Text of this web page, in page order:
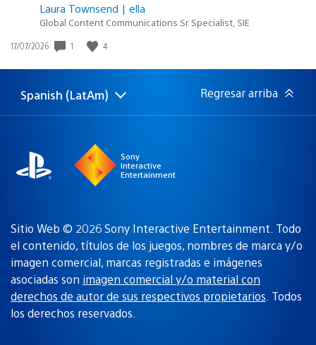
Laura Townsend | ella
Global Content Communications Sr. Specialist, SIE
Fecha
publicación:
17/07/2026 1 4
Elige
una
Región
actual:
Spanish (LatAm) Regresar arriba
Sony
Interactive
Entertainment
Sitio Web © 2026 Sony Interactive Entertainment. Todo
el contenido, títulos de los juegos, nombres de marca y/o
imagen comercial, marcas registradas e imágenes
asociadas son imagen comercial y/o material con
derechos de autor de sus respectivos propietarios. Todos
los derechos reservados.